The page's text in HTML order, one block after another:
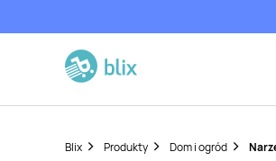
Blix Produkty Dom i ogród